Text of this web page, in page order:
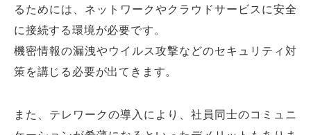
るためには、ネットワークやクラウドサービスに安全
に接続する環境が必要です。
機密情報の漏洩やウイルス攻撃などのセキュリティ対
策を講じる必要が出てきます。
また、テレワークの導入により、社員同士のコミュニ